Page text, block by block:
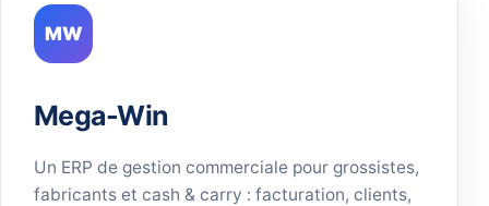
MW
Mega-Win
Un ERP de gestion commerciale pour grossistes,
fabricants et cash & carry : facturation, clients,